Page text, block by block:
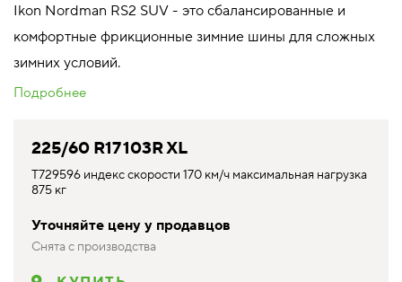
Ikon Nordman RS2 SUV - это сбалансированные и
комфортные фрикционные зимние шины для сложных
зимних условий.
Подробнее
225/60 R17 103R XL
T729596 индекс скорости 170 км/ч максимальная нагрузка
875 кг
Уточняйте цену у продавцов
Снята с производства